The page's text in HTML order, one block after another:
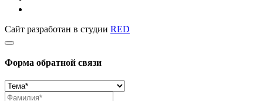
Сайт разработан в студии RED
Форма обратной связи